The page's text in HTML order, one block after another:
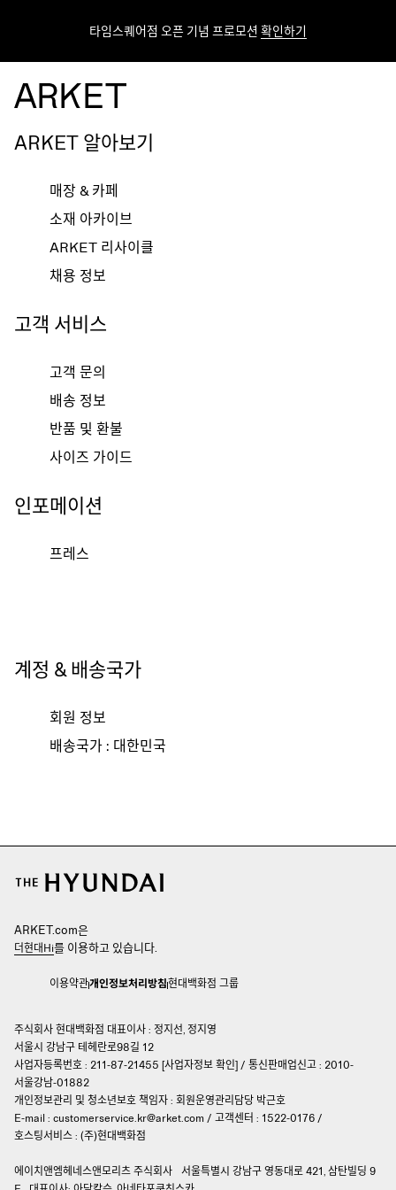
타임스퀘어점 오픈 기념 프로모션 확인하기
ARKET 알아보기
매장 & 카페
소재 아카이브
ARKET 리사이클
채용 정보
고객 서비스
고객 문의
배송 정보
반품 및 환불
사이즈 가이드
인포메이션
프레스
계정 & 배송국가
회원 정보
배송국가 : 대한민국
ARKET.com은
더현대Hi를 이용하고 있습니다.
이용약관개인정보처리방침현대백화점 그룹
주식회사 현대백화점 대표이사 : 정지선, 정지영
서울시 강남구 테헤란로98길 12
사업자등록번호 : 211-87-21455 [사업자정보 확인] / 통신판매업신고 : 2010-
서울강남-01882
개인정보관리 및 청소년보호 책임자 : 회원운영관리담당 박근호
E-mail : customerservice.kr@arket.com / 고객센터 : 1522-0176 /
호스팅서비스 : (주)현대백화점
에이치앤엠헤네스앤모리츠 주식회사
서울특별시 강남구 영동대로 421, 삼탄빌딩 9